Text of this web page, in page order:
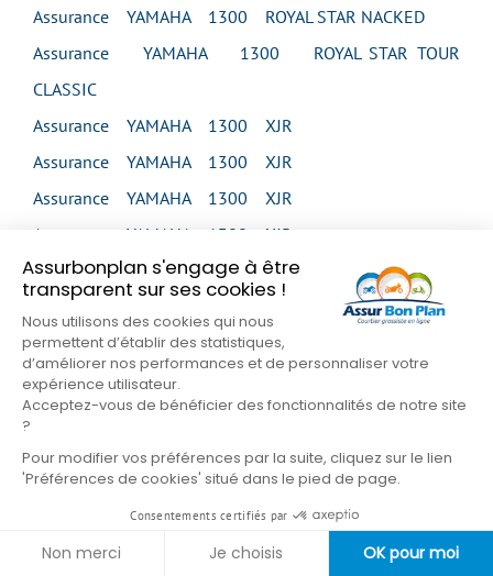
Assurbonplan s'engage à être
transparent sur ses cookies !
Nous utilisons des cookies qui nous
permettent d’établir des statistiques,
d’améliorer nos performances et de personnaliser votre
expérience utilisateur.
Acceptez-vous de bénéficier des fonctionnalités de notre site
?
Pour modifier vos préférences par la suite, cliquez sur le lien
'Préférences de cookies' situé dans le pied de page.
Consentements certifiés par
Non merci Je choisis OK pour moi
Assurance YAMAHA 1300 ROYAL STAR NACKED
Assurance YAMAHA 1300 ROYAL STAR TOUR
CLASSIC
Assurance YAMAHA 1300 XJR
Assurance YAMAHA 1300 XJR
Assurance YAMAHA 1300 XJR
Assurance YAMAHA 1300 XJR
Assurance YAMAHA 1300 XJR SP
Assurance YAMAHA 1300 XVS MIDNIGHT STAR
Assurance YAMAHA 1300 XVS MIDNIGHT STAR
Assurance YAMAHA 1300 XVS TOUR CLASSIC
Assurance YAMAHA 1300 XVZ VENTURE
Assurance YAMAHA 1300 XVZ ROYAL STAR
VENTURE
Assurance YAMAHA 1600 XV WILD STAR
Assurance YAMAHA 1600 XV WILD STAR